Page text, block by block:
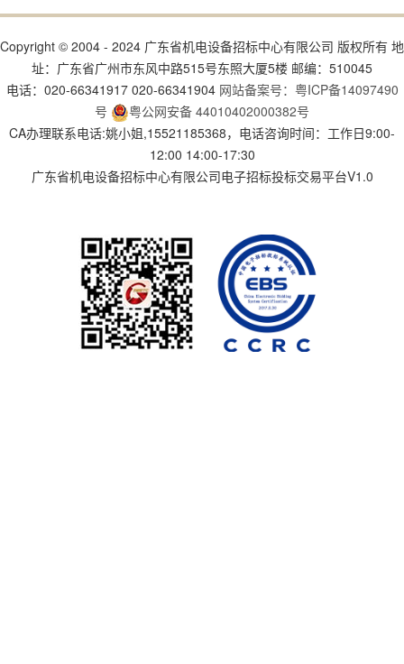
Copyright © 2004 - 2024 广东省机电设备招标中心有限公司 版权所有 地
址：广东省广州市东风中路515号东照大厦5楼 邮编：510045
电话：020-66341917 020-66341904 网站备案号：粤ICP备14097490
号
粤公网安备 44010402000382号
CA办理联系电话:姚小姐,15521185368，电话咨询时间：工作日9:00-
12:00 14:00-17:30
广东省机电设备招标中心有限公司电子招标投标交易平台V1.0